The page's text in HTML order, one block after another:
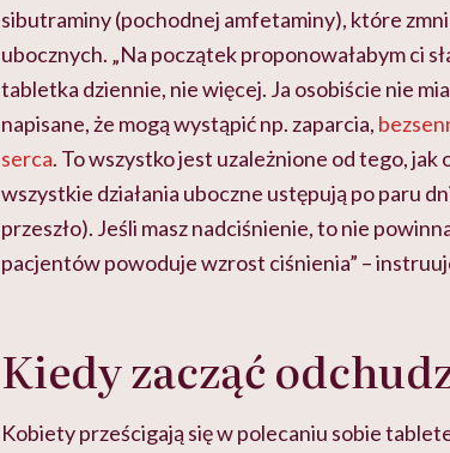
sibutraminy (pochodnej amfetaminy), które
ubocznych. „Na początek proponowałabym ci
tabletka dziennie, nie więcej. Ja osobiście nie
napisane, że mogą wystąpić np. zaparcia,
serca. To wszystko jest uzależnione od tego,
wszystkie działania uboczne ustępują po paru
przeszło). Jeśli masz nadciśnienie, to nie
pacjentów powoduje wzrost ciśnienia” –
Kiedy zacząć
Kobiety prześcigają się w polecaniu sobie